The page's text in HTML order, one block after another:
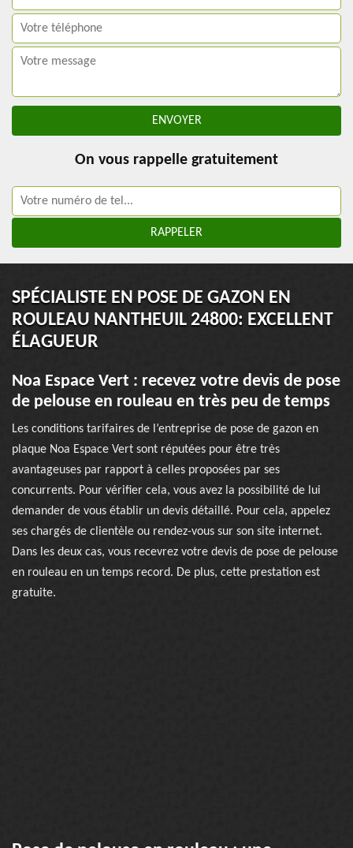
On vous rappelle gratuitement
SPÉCIALISTE EN POSE DE GAZON EN
ROULEAU NANTHEUIL 24800: EXCELLENT
ÉLAGUEUR
Noa Espace Vert : recevez votre devis de pose
de pelouse en rouleau en très peu de temps
Les conditions tarifaires de l’entreprise de pose de gazon en
plaque Noa Espace Vert sont réputées pour être très
avantageuses par rapport à celles proposées par ses
concurrents. Pour vérifier cela, vous avez la possibilité de lui
demander de vous établir un devis détaillé. Pour cela, appelez
ses chargés de clientèle ou rendez-vous sur son site internet.
Dans les deux cas, vous recevrez votre devis de pose de pelouse
en rouleau en un temps record. De plus, cette prestation est
gratuite.